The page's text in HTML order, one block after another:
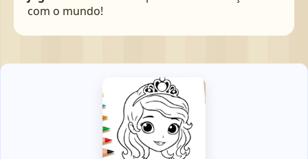
com o mundo!